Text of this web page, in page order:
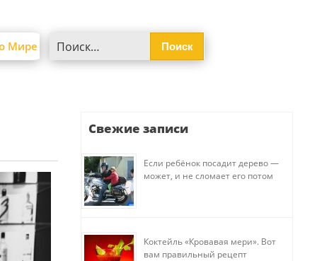
Мире
Свежие записи
Если ребёнок посадит дерево —
может, и не сломает его потом
Коктейль «Кровавая мери». Вот
вам правильный рецепт